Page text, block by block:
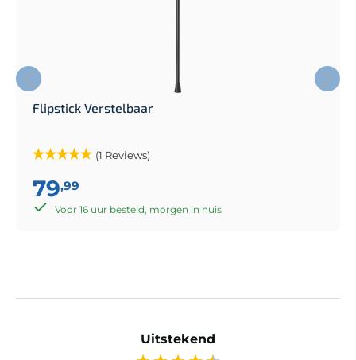
Flipstick Verstelbaar
(1 Reviews)
79,99
Voor 16 uur besteld, morgen in huis
Uitstekend